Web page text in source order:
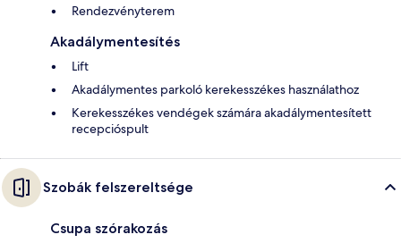
Rendezvényterem
Akadálymentesítés
Lift
Akadálymentes parkoló kerekesszékes használathoz
Kerekesszékes vendégek számára akadálymentesített
recepcióspult
Szobák felszereltsége
Csupa szórakozás